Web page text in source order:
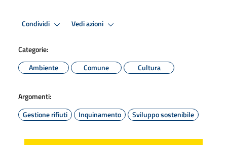
Condividi Vedi azioni
Categorie:
Ambiente
Comune Cultura
Argomenti:
Gestione rifiuti
Inquinamento Sviluppo sostenibile